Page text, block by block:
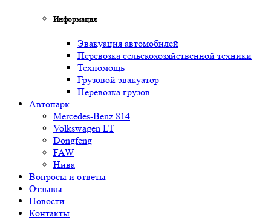
Информация
Эвакуация автомобилей
Перевозка сельскохозяйственной техники
Техпомощь
Грузовой эвакуатор
Перевозка грузов
Автопарк
Mercedes-Benz 814
Volkswagen LT
Dongfeng
FAW
Нива
Вопросы и ответы
Отзывы
Новости
Контакты